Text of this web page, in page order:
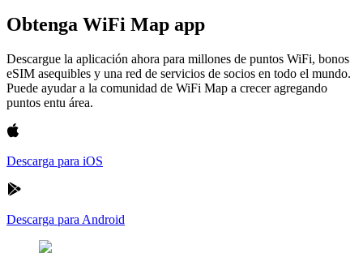
Obtenga WiFi Map app
Descargue la aplicación ahora para millones de puntos WiFi, bonos
eSIM asequibles y una red de servicios de socios en todo el mundo.
Puede ayudar a la comunidad de WiFi Map a crecer agregando
puntos entu área.
Descarga para iOS
Descarga para Android